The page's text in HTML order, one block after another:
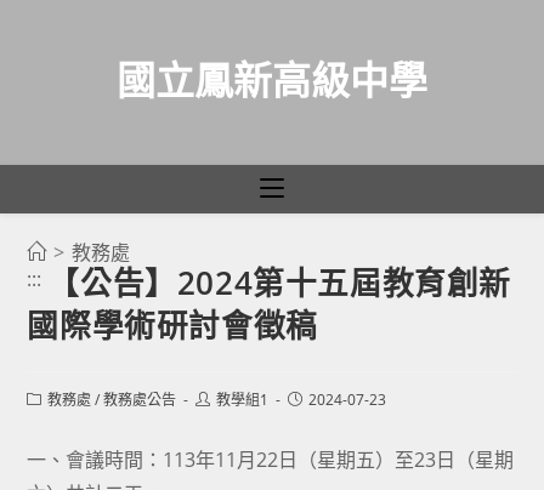
國立鳳新高級中學
> 教務處
:::
【公告】2024第十五屆教育創新
國際學術研討會徵稿
Post教務處 / 教務處公告
Post教學組1
Post2024-07-23
一、會議時間：113年11月22日（星期五）至23日（星期